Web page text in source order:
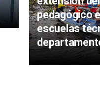
pedagógico
escuelas